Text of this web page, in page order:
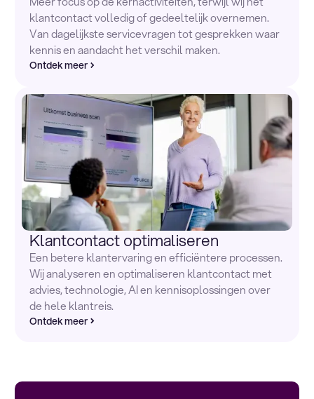
klantcontact volledig of gedeeltelijk overnemen.
Van dagelijkste servicevragen tot gesprekken waar
kennis en aandacht het verschil maken.
Ontdek meer
Klantcontact optimaliseren
Een betere klantervaring en efficiëntere processen.
Wij analyseren en optimaliseren klantcontact met
advies, technologie, AI en kennisoplossingen over
de hele klantreis.
Ontdek meer